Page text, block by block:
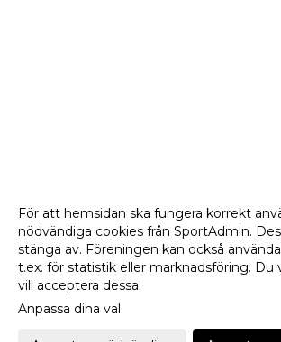
För att hemsidan ska fungera korrekt
nödvändiga cookies från SportAdmin.
stänga av. Föreningen kan också
t.ex. för statistik eller marknadsföring. Du
vill acceptera dessa.
Anpassa dina val